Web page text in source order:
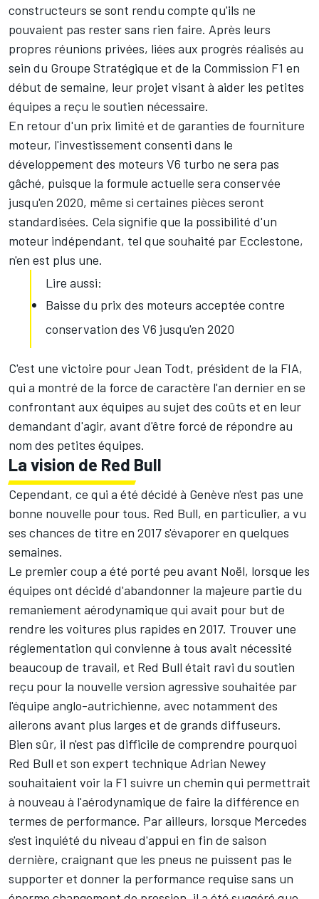
constructeurs se sont rendu compte qu'ils ne
pouvaient pas rester sans rien faire. Après leurs
propres réunions privées, liées aux progrès réalisés au
sein du Groupe Stratégique et de la Commission F1 en
début de semaine, leur projet visant à aider les petites
équipes a reçu le soutien nécessaire.
En retour d'un prix limité et de garanties de fourniture
moteur, l'investissement consenti dans le
développement des moteurs V6 turbo ne sera pas
gâché, puisque la formule actuelle sera conservée
jusqu'en 2020, même si certaines pièces seront
standardisées. Cela signifie que la possibilité d'un
moteur indépendant, tel que souhaité par Ecclestone,
n'en est plus une.
Lire aussi:
Baisse du prix des moteurs acceptée contre
conservation des V6 jusqu'en 2020
C'est une victoire pour Jean Todt, président de la FIA,
qui a montré de la force de caractère l'an dernier en se
confrontant aux équipes au sujet des coûts et en leur
demandant d'agir, avant d'être forcé de répondre au
nom des petites équipes.
La vision de Red Bull
Cependant, ce qui a été décidé à Genève n'est pas une
bonne nouvelle pour tous. Red Bull, en particulier, a vu
ses chances de titre en 2017 s'évaporer en quelques
semaines.
Le premier coup a été porté peu avant Noël, lorsque les
équipes ont décidé d'abandonner la majeure partie du
remaniement aérodynamique qui avait pour but de
rendre les voitures plus rapides en 2017. Trouver une
réglementation qui convienne à tous avait nécessité
beaucoup de travail, et Red Bull était ravi du soutien
reçu pour la nouvelle version agressive souhaitée par
l'équipe anglo-autrichienne, avec notamment des
ailerons avant plus larges et de grands diffuseurs.
Bien sûr, il n'est pas difficile de comprendre pourquoi
Red Bull et son expert technique Adrian Newey
souhaitaient voir la F1 suivre un chemin qui permettrait
à nouveau à l'aérodynamique de faire la différence en
termes de performance. Par ailleurs, lorsque Mercedes
s'est inquiété du niveau d'appui en fin de saison
dernière, craignant que les pneus ne puissent pas le
supporter et donner la performance requise sans un